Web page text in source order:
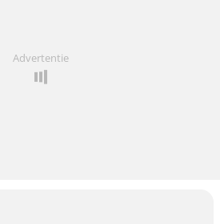
Advertentie